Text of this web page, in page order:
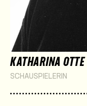
KATHARINA OTTE
SCHAUSPIELERIN